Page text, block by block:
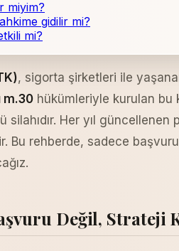
miyim?
gidilir mi?
mi?
, sigorta şirketleri ile
m.30 hükümleriyle kurulan bu
Her yıl
rehberde, sadece
Değil, Strateji